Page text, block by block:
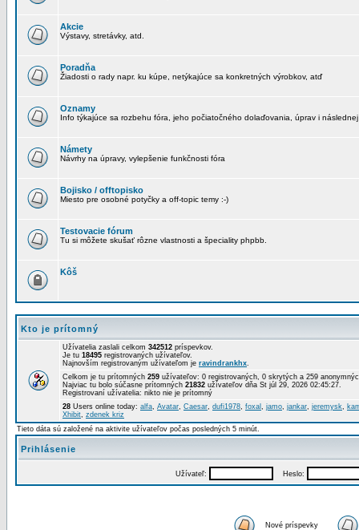
Akcie
Výstavy, stretávky, atd.
Poradňa
Žiadosti o rady napr. ku kúpe, netýkajúce sa konkretných výrobkov, atď
Oznamy
Info týkajúce sa rozbehu fóra, jeho počiatočného dolaďovania, úprav i
Námety
Návrhy na úpravy, vylepšenie funkčnosti fóra
Bojisko / offtopisko
Miesto pre osobné potyčky a off-topic temy :-)
Testovacie fórum
Tu si môžete skušať rôzne vlastnosti a špeciality phpbb.
Kôš
Kto je prítomný
Užívatelia zaslali celkom 342512 príspevkov.
Je tu 18495 registrovaných užívateľov.
Najnovším registrovaným užívateľom je ravindrankhx.
Celkom je tu prítomných 259 užívateľov: 0 registrovaných, 0 skrytých a 259
Najviac tu bolo súčasne prítomných 21832 užívateľov dňa St júl 29, 2026 02:45:27.
Registrovaní užívatelia: nikto nie je prítomný
28 Users online today: alfa, Avatar, Caesar, dufi1978, foxal , jamo, jankar, jeremysk,
Xhibit, zdenek kriz
Tieto dáta sú založené na aktivite užívateľov počas posledných 5 minút.
Prihlásenie
Užívateľ: Heslo:
Nové príspevky